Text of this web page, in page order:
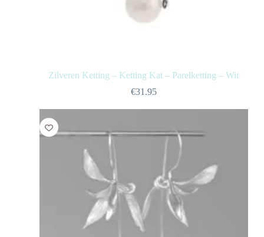
Zilveren Ketting – Ketting Kat – Parelketting – Wit
€31.95